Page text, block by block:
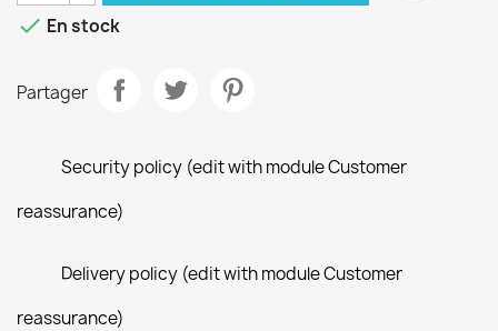
 En stock
Partager
Security policy (edit with module Customer
reassurance)
Delivery policy (edit with module Customer
reassurance)